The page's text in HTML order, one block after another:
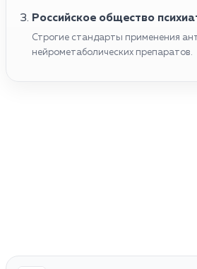
Российское общество
Строгие стандарты применения
нейрометаболических препаратов.